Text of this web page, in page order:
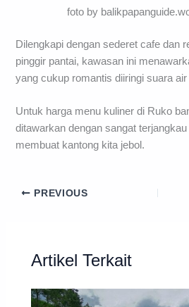
foto by
Dilengkapi dengan sederet cafe dan
pinggir pantai, kawasan ini
yang cukup romantis diiringi suara air
Untuk harga menu kuliner di Ruko
ditawarkan dengan sangat
membuat kantong kita jebol.
PREVIOUS
Artikel Terkait